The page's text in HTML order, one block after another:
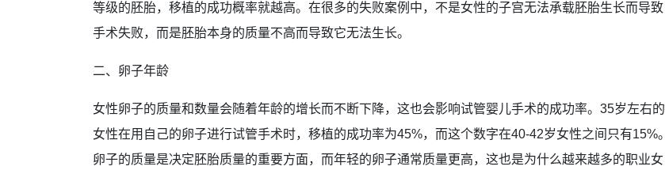
等级的胚胎，移植的成功概率就越高。在很多的失败案例中，不是女性的子宫无法承载胚胎生长而导致
手术失败，而是胚胎本身的质量不高而导致它无法生长。
二、卵子年龄
女性卵子的质量和数量会随着年龄的增长而不断下降，这也会影响试管婴儿手术的成功率。35岁左右的
女性在用自己的卵子进行试管手术时，移植的成功率为45%，而这个数字在40-42岁女性之间只有15%。
卵子的质量是决定胚胎质量的重要方面，而年轻的卵子通常质量更高，这也是为什么越来越多的职业女